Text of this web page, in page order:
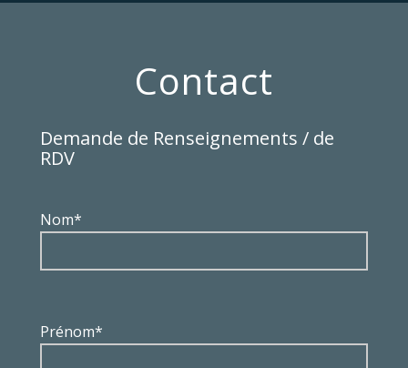
Contact
Demande de Renseignements / de
RDV
Nom*
Prénom*